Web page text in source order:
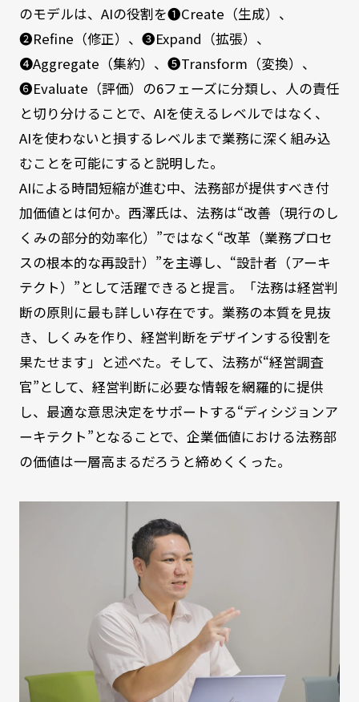
のモデルは、AIの役割を❶Create（生成）、
❷Refine（修正）、➌Expand（拡張）、
❹Aggregate（集約）、❺Transform（変換）、
❻Evaluate（評価）の6フェーズに分類し、人の責任
と切り分けることで、AIを使えるレベルではなく、
AIを使わないと損するレベルまで業務に深く組み込
むことを可能にすると説明した。
AIによる時間短縮が進む中、法務部が提供すべき付
加価値とは何か。西澤氏は、法務は“改善（現行のし
くみの部分的効率化）”ではなく“改革（業務プロセ
スの根本的な再設計）”を主導し、“設計者（アーキ
テクト）”として活躍できると提言。「法務は経営判
断の原則に最も詳しい存在です。業務の本質を見抜
き、しくみを作り、経営判断をデザインする役割を
果たせます」と述べた。そして、法務が“経営調査
官”として、経営判断に必要な情報を網羅的に提供
し、最適な意思決定をサポートする“ディシジョンア
ーキテクト”となることで、企業価値における法務部
の価値は一層高まるだろうと締めくくった。